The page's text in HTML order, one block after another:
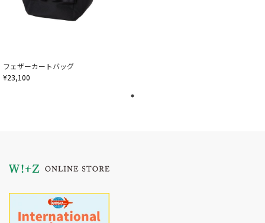
フェザーカートバッグ
¥23,100